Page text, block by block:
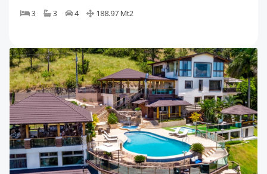
3 3 4 188.97Mt2